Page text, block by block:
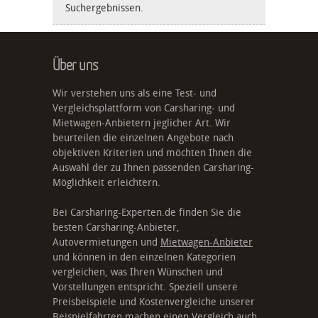
Suchergebnissen.
Über uns
Wir verstehen uns als eine Test- und
Vergleichsplattform von Carsharing- und
Mietwagen-Anbietern jeglicher Art. Wir
beurteilen die einzelnen Angebote nach
objektiven Kriterien und möchten Ihnen die
Auswahl der zu Ihnen passenden Carsharing-
Möglichkeit erleichtern.
Bei Carsharing-Experten.de finden Sie die
besten Carsharing-Anbieter,
Autovermietungen und Mietwagen-Anbieter
und können in den einzelnen Kategorien
vergleichen, was Ihren Wünschen und
Vorstellungen entspricht. Speziell unsere
Preisbeispiele und Kostenvergleiche unserer